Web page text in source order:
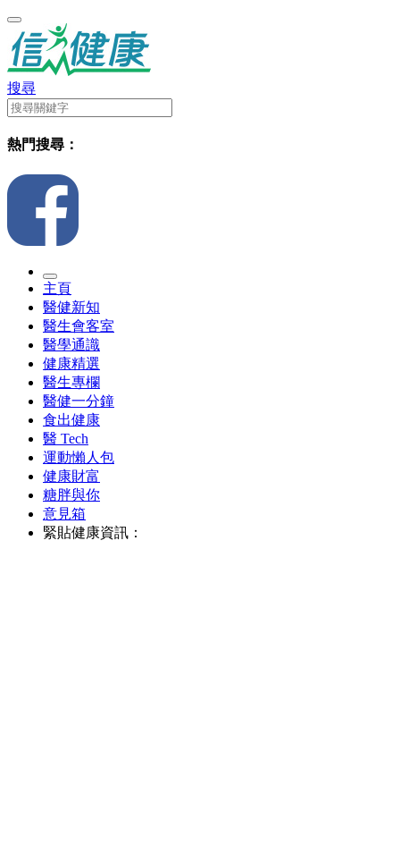
搜尋
熱門搜尋：
主頁
醫健新知
醫生會客室
醫學通識
健康精選
醫生專欄
醫健一分鐘
食出健康
醫 Tech
運動懶人包
健康財富
糖胖與你
意見箱
緊貼健康資訊：